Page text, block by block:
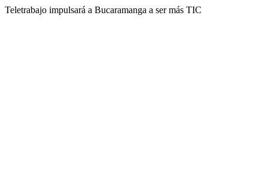
Teletrabajo impulsará a Bucaramanga a ser más TIC